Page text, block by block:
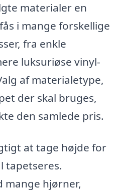
materialer en
i mange forskellige
fra enkle
luksuriøse vinyl-
af materialetype,
der skal bruges,
den samlede pris.
at tage højde for
tapetseres.
mange hjørner,